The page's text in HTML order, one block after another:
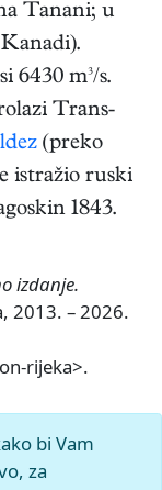
Tanani; u
6430 m³/s.
Trans-
(preko
istražio ruski
1843.
izdanje.
2013. – 2026.
rijeka>.
bi Vam
za